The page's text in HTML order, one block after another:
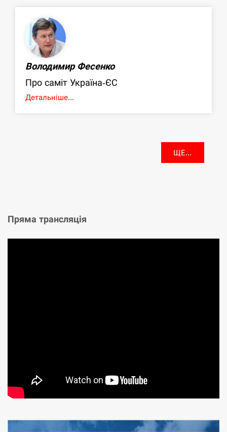
Володимир Фесенко
Про саміт Україна-ЄС
Детальніше...
ЩЕ...
Пряма трансляція